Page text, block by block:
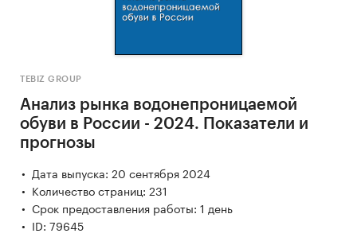
TEBIZ GROUP
Анализ рынка водонепроницаемой
обуви в России - 2024. Показатели и
прогнозы
Дата выпуска: 20 сентября 2024
Количество страниц: 231
Срок предоставления работы: 1 день
ID: 79645